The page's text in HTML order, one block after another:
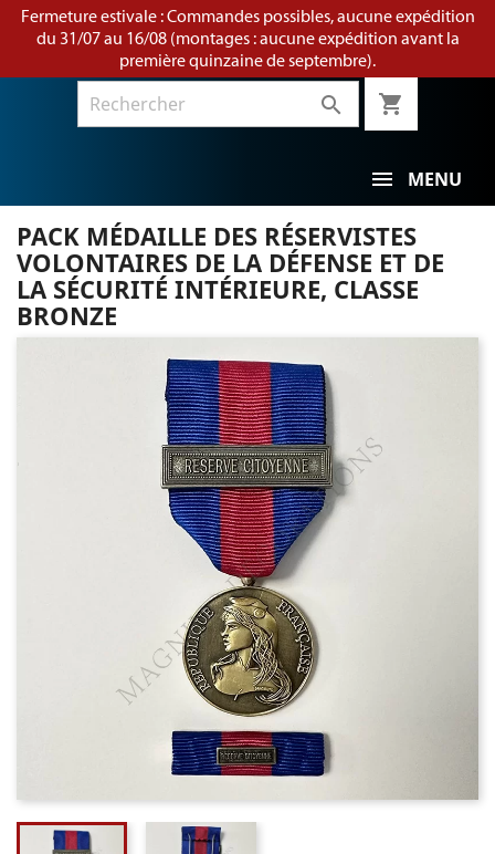
Fermeture estivale : Commandes possibles, aucune expédition
du 31/07 au 16/08 (montages : aucune expédition avant la
première quinzaine de septembre).
 shopping_cart
MENU
PACK MÉDAILLE DES RÉSERVISTES
VOLONTAIRES DE LA DÉFENSE ET DE
LA SÉCURITÉ INTÉRIEURE, CLASSE
BRONZE